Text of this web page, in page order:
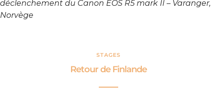
déclenchement du Canon EOS R5 mark II – Varanger,
Norvège
STAGES
Retour de Finlande